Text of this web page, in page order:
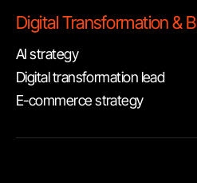
Digital Transformation &
AI strategy
Digital transformation lead
E-commerce strategy